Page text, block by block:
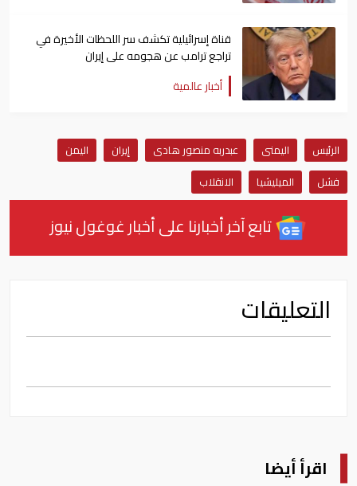
قناة إسرائيلية تكشف سر اللحظات الأخيرة في
تراجع ترامب عن هجومه على إيران
أخبار عالمية
الرئيس اليمنى عبدربه منصور هادى إيران
اليمن
فشل
الميليشيا الانقلاب
تابع آخر أخبارنا على أخبار غوغول نيوز
التعليقات
اقرأ أيضا